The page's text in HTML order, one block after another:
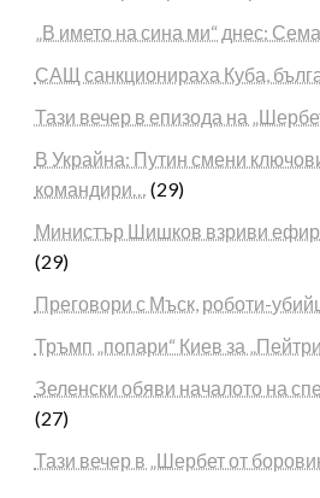
„В името на сина ми“ днес:
САЩ санкционираха Куба,
Тази вечер в епизода на
В Украйна: Путин смени
командири… (29)
Министър Шишков взриви
(29)
Преговори с Мъск, роботи-
Тръмп „попари“ Киев за
Зеленски обяви началото на
(27)
Тази вечер в „Шербет от